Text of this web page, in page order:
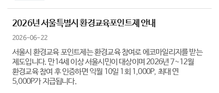
2026년 서울특별시 환경교육포인트제 안내
2026-06-22
서울시 환경교육 포인트제는 환경교육 참여로 에코마일리지를 받는
제도입니다. 만14세 이상 서울시민이 대상이며 2026년 7~12월
환경교육 참여 후 인증하면 익월 10일 1회 1,000P, 최대 연
5,000P가 지급됩니다.